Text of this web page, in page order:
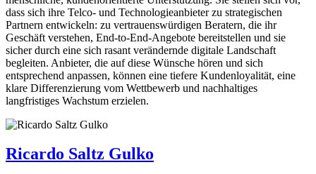
dass sich ihre Telco- und Technologieanbieter zu strategischen
Partnern entwickeln: zu vertrauenswürdigen Beratern, die ihr
Geschäft verstehen, End-to-End-Angebote bereitstellen und sie
sicher durch eine sich rasant verändernde digitale Landschaft
begleiten. Anbieter, die auf diese Wünsche hören und sich
entsprechend anpassen, können eine tiefere Kundenloyalität, eine
klare Differenzierung vom Wettbewerb und nachhaltiges
langfristiges Wachstum erzielen.
Ricardo Saltz Gulko